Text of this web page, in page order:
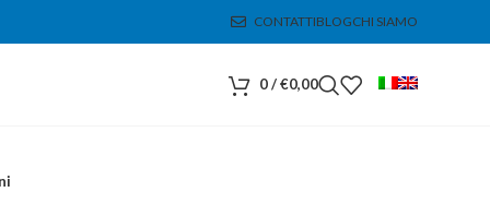
CONTATTIBLOGCHI SIAMO
0/€0,00